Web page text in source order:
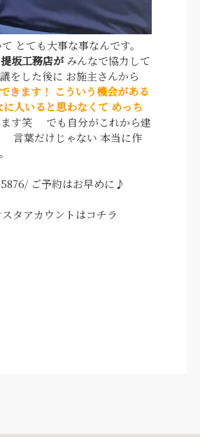
とても大事な事なんです。
坂工務店がみんなで協力して
をした後に お施主さんから
きます！
こういう機会がある
に人いると思わなくて めっち
す笑 でも自分がこれから建
言葉だけじゃない 本当に作
。
ご予約はお早めに♪
タアカウントはコチラ